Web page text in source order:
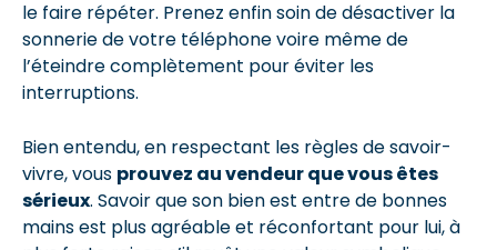
le faire répéter. Prenez enfin soin de désactiver la
sonnerie de votre téléphone voire même de
l’éteindre complètement pour éviter les
interruptions.
Bien entendu, en respectant les règles de savoir-
vivre, vous prouvez au vendeur que vous êtes
sérieux. Savoir que son bien est entre de bonnes
mains est plus agréable et réconfortant pour lui, à